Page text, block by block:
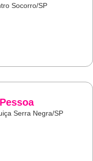
Socorro/SP
Serra Negra/SP